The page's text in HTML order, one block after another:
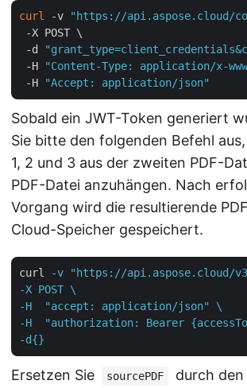
curl -v "https://api.aspose.cloud/
-X POST \
-d
-H
"Content-Type: application/x-
-H
"Accept: application/json"
Sobald ein JWT-Token generiert
Sie bitte den folgenden Befehl
1, 2 und 3 aus der zweiten PDF-
PDF-Datei anzuhängen. Nach
Vorgang wird die resultierende
Cloud-Speicher gespeichert.
curl
-v "https://api.aspose.cloud/v3.0/
-X POST \
-H  "accept: application/json" \
-H  "authorization: Bearer
-d{}
Ersetzen Sie sourcePDF
durch